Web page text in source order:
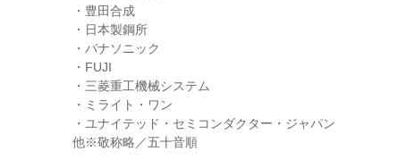
・豊田合成
・日本製鋼所
・パナソニック
・FUJI
・三菱重工機械システム
・ミライト・ワン
・ユナイテッド・セミコンダクター・ジャパン
他※敬称略／五十音順